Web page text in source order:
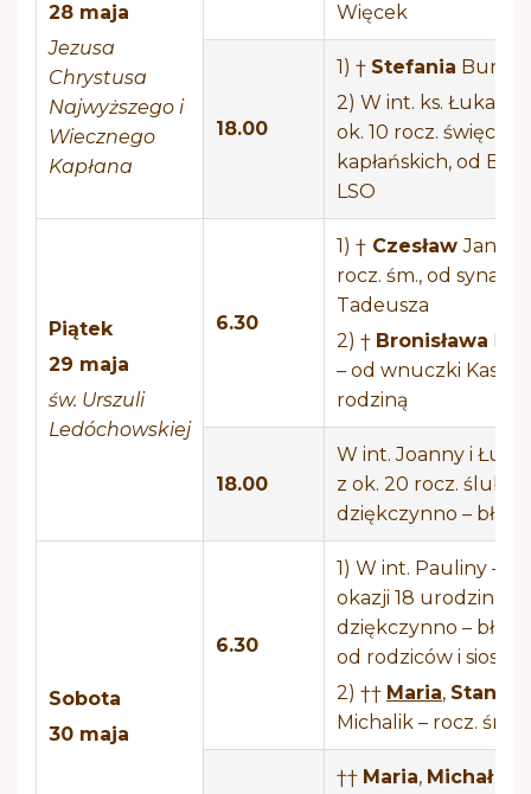
28 maja
Jezusa
Chrystusa
Najwyższego i
Wiecznego
Kapłana
Więcek
18.00
1) † Stefania Buraś
2) W int. ks. Łukasza
ok. 10 rocz. święceń
kapłańskich, od
LSO
Piątek
29 maja
św. Urszuli
Ledóchowskiej
6.30
1) † CzesławJanas
rocz. śm., od syna
Tadeusza
2) † Bronisława
– od wnuczki Kasi z
rodziną
18.00
W int. Joanny i
z ok. 20 rocz. ślubu
dziękczynno –
Sobota
30 maja
6.30
1) W int. Pauliny – z
okazji 18 urodzin,
dziękczynno –
od rodziców i siostry
2) †† Maria,
Michalik – rocz. śm.
†† Maria, Michał